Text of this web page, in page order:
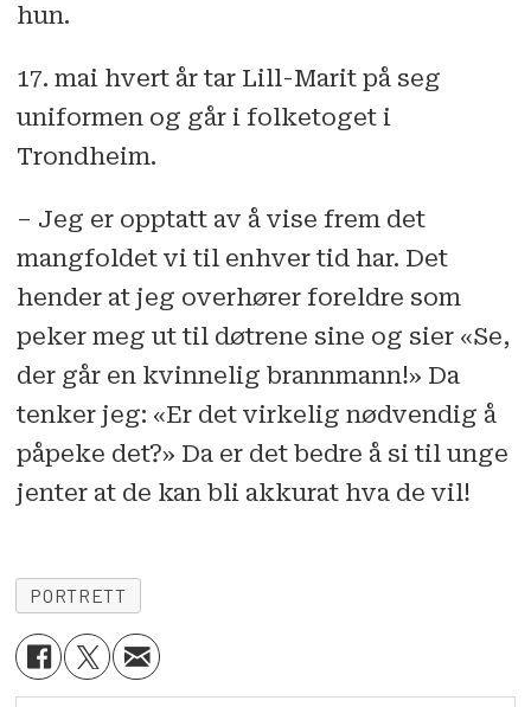
hun.
17. mai hvert år tar Lill-Marit på seg
uniformen og går i folketoget i
Trondheim.
– Jeg er opptatt av å vise frem det
mangfoldet vi til enhver tid har. Det
hender at jeg overhører foreldre som
peker meg ut til døtrene sine og sier «Se,
der går en kvinnelig brannmann!» Da
tenker jeg: «Er det virkelig nødvendig å
påpeke det?» Da er det bedre å si til unge
jenter at de kan bli akkurat hva de vil!
PORTRETT